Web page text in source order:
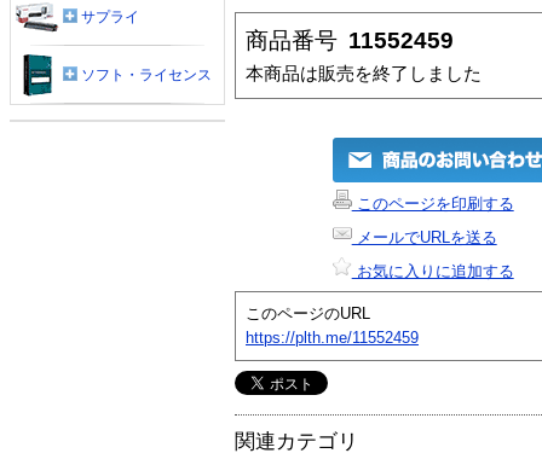
商品番号 11552459
本商品は販売を終了しました
このページを印刷する
メールでURLを送る
お気に入りに追加する
このページのURL
https://plth.me/11552459
関連カテゴリ
サプライ
ソフト・ライセンス